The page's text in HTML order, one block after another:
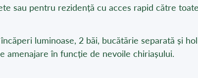
sau pentru rezidență cu acces rapid către
luminoase, 2 băi, bucătărie separată și
amenajare în funcție de nevoile chiriașului.